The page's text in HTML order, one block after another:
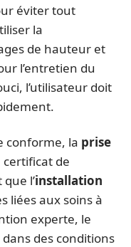
éviter tout
la
de hauteur et
l’entretien du
l’utilisateur doit
conforme, la prise
certificat de
l’installation
liées aux soins à
experte, le
des conditions